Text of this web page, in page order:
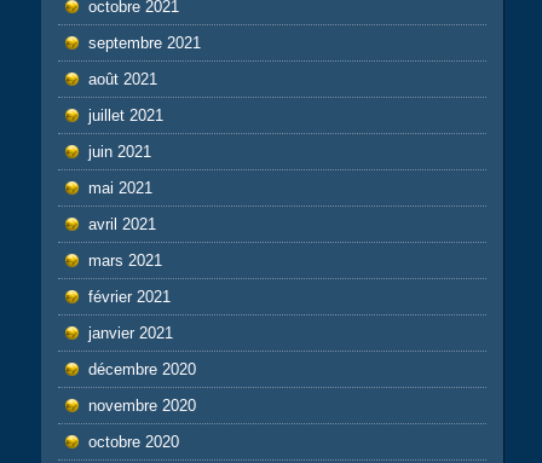
octobre 2021
septembre 2021
août 2021
juillet 2021
juin 2021
mai 2021
avril 2021
mars 2021
février 2021
janvier 2021
décembre 2020
novembre 2020
octobre 2020